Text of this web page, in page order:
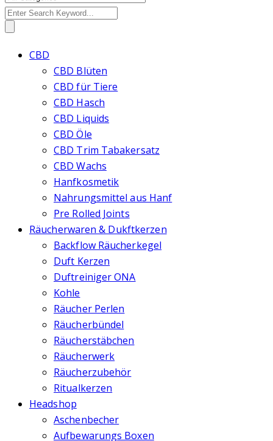
Search
CBD
CBD Blüten
CBD für Tiere
CBD Hasch
CBD Liquids
CBD Öle
CBD Trim Tabakersatz
CBD Wachs
Hanfkosmetik
Nahrungsmittel aus Hanf
Pre Rolled Joints
Räucherwaren & Dukftkerzen
Backflow Räucherkegel
Duft Kerzen
Duftreiniger ONA
Kohle
Räucher Perlen
Räucherbündel
Räucherstäbchen
Räucherwerk
Räucherzubehör
Ritualkerzen
Headshop
Aschenbecher
Aufbewarungs Boxen